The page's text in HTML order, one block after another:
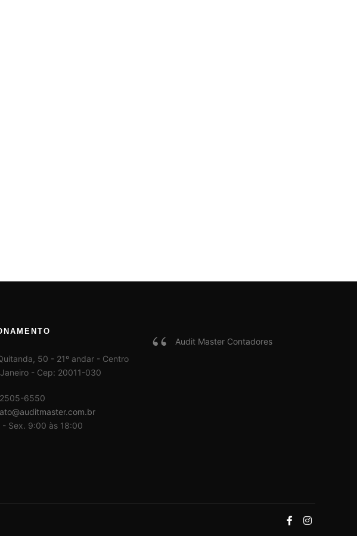
50 - 21º andar - Centro
- Cep: 20011-030
6550
- Sex. 9:00 às 18:00
Audit Master Contadores